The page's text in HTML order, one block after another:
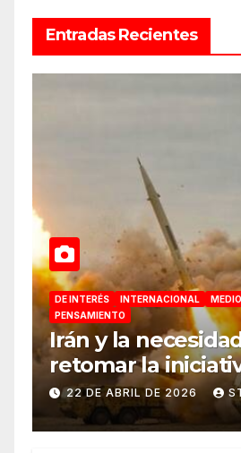
Entradas Recientes
DE INTERÉS INTERNACIONAL
PENSAMIENTO
Irán y la
retomar la
22 DE ABRIL DE 2026